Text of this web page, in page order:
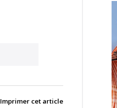
Imprimer cet article